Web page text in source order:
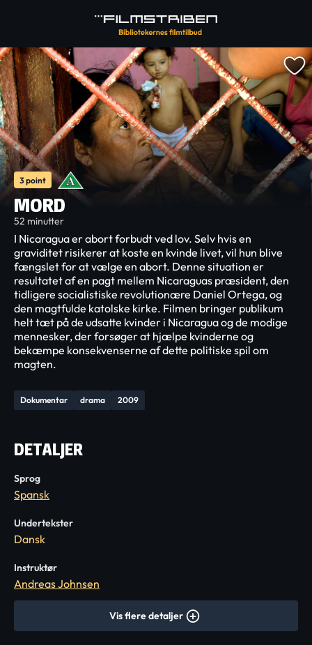
3 point
MORD
52 minutter
Dokumentar drama 2009
I Nicaragua er abort forbudt ved lov. Selv hvis en
graviditet risikerer at koste en kvinde livet, vil hun blive
fængslet for at vælge en abort. Denne situation er
resultatet af en pagt mellem Nicaraguas præsident, den
tidligere socialistiske revolutionære Daniel Ortega, og
den magtfulde katolske kirke. Filmen bringer publikum
helt tæt på de udsatte kvinder i Nicaragua og de modige
mennesker, der forsøger at hjælpe kvinderne og
bekæmpe konsekvenserne af dette politiske spil om
magten.
DETALJER
Sprog
Spansk
Undertekster
Dansk
Instruktør
Andreas Johnsen
Vis flere detaljer